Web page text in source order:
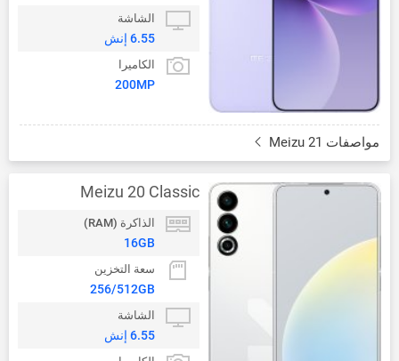
الشاشة
6.55 إنش
الكاميرا
200MP
مواصفات Meizu 21
Meizu 20 Classic
الذاكرة (RAM)
16GB
سعة التخزين
256/512GB
الشاشة
6.55 إنش